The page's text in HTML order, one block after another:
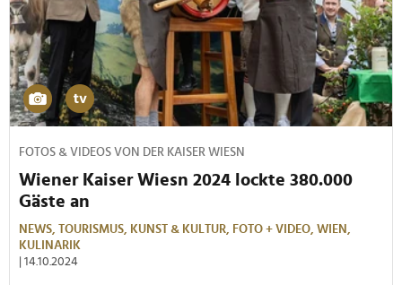
FOTOS & VIDEOS VON DER KAISER WIESN
Wiener Kaiser Wiesn 2024 lockte 380.000
Gäste an
NEWS, TOURISMUS, KUNST & KULTUR, FOTO + VIDEO, WIEN,
KULINARIK
| 14.10.2024